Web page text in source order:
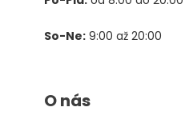
So-Ne: 9:00 až 20:00
O nás